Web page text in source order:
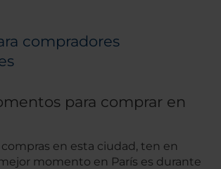
compradores
para comprar en
en esta ciudad, ten en
momento en París es durante